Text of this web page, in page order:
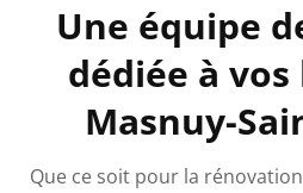
Une équipe
dédiée à vos
Masnuy-
Que ce soit pour la